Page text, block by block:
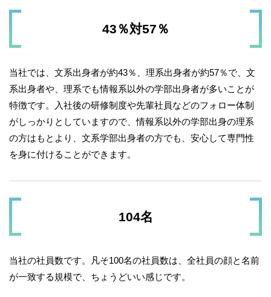
43％対57％
当社では、文系出身者が約43％、理系出身者が約57％で、文
系出身者や、理系でも情報系以外の学部出身者が多いことが
特徴です。入社後の研修制度や先輩社員などのフォロー体制
がしっかりとしていますので、情報系以外の学部出身の理系
の方はもとより、文系学部出身者の方でも、安心して専門性
を身に付けることができます。
104名
当社の社員数です。凡そ100名の社員数は、全社員の顔と名前
が一致する規模で、ちょうどいい感じです。